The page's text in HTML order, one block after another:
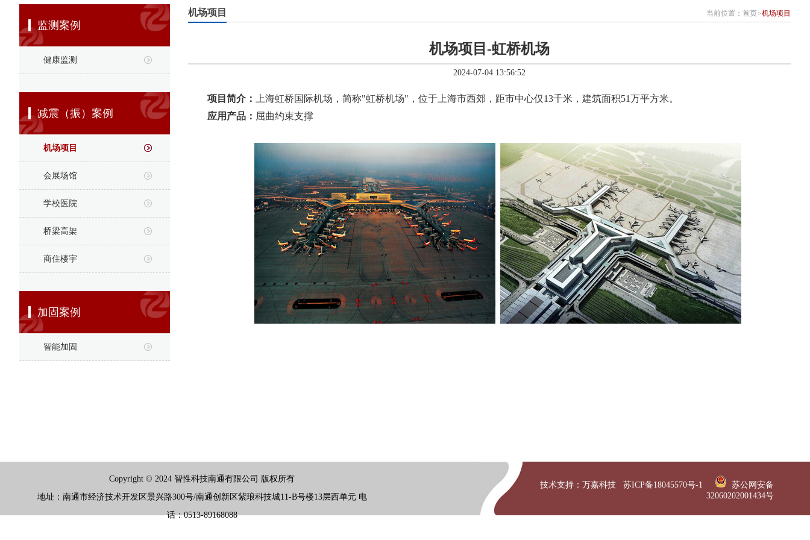
监测案例
健康监测
减震（振）案例
机场项目
会展场馆
学校医院
桥梁高架
商住楼宇
加固案例
智能加固
机场项目 当前位置： 首页>机场项目
机场项目-虹桥机场
2024-07-04 13:56:52
项目简介：
上海虹桥国际机场，简称"虹桥机场"，位于上海市西郊，距市中心仅13千米，建筑面积51万平方米。
应用产品： 屈曲约束支撑
Copyright © 2024 智性科技南通有限公司 版权所有
地址：南通市经济技术开发区景兴路300号/南通创新区紫琅科技城11-B号楼13层西单元 电
话：0513-89168088
技术支持： 万嘉科技 苏ICP备18045570号-1
苏公网安备
32060202001434号